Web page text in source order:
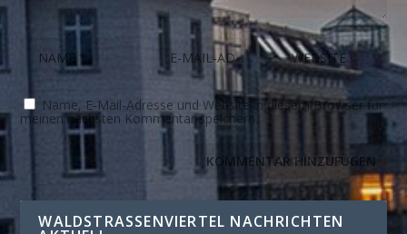
Name, E-Mail-Adresse und Website in diesem Browser für
meinen nächsten Kommentar speichern.
WALDSTRASSENVIERTEL NACHRICHTEN A